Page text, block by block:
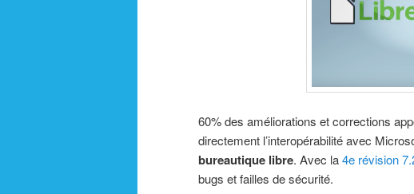
60% des améliorations et corrections
directement l’interopérabilité avec
bureautique libre. Avec la4e révision
bugs et failles de sécurité.